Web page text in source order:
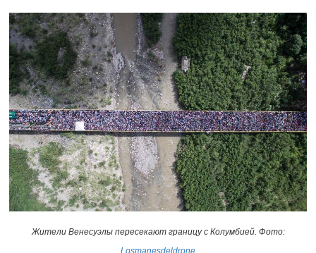
Жители Венесуэлы пересекают границу с Колумбией. Фото:
Losmanesdeldrone